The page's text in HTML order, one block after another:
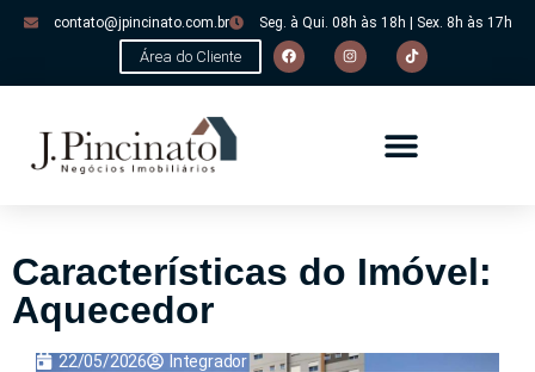
contato@jpincinato.com.br Seg. à Qui. 08h às 18h | Sex. 8h às 17h
Área do Cliente
Características do Imóvel:
Aquecedor
22/05/2026 Integrador